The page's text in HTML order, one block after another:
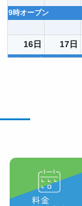
9時オープン
16日
9時オープン
17日
9時オープン